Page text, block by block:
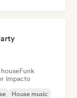
Funk
impacto
House music